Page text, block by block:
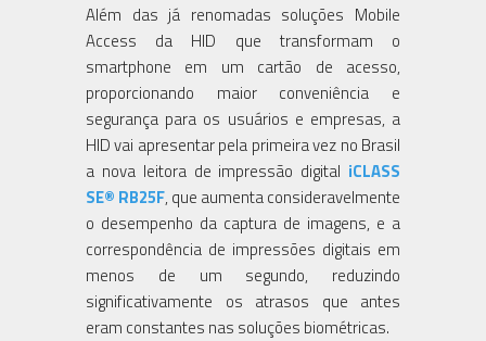
Além das já renomadas soluções Mobile
Access da HID que transformam o
smartphone em um cartão de acesso,
proporcionando maior conveniência e
segurança para os usuários e empresas, a
HID vai apresentar pela primeira vez no Brasil
a nova leitora de impressão digital iCLASS
SE® RB25F, que aumenta consideravelmente
o desempenho da captura de imagens, e a
correspondência de impressões digitais em
menos de um segundo, reduzindo
significativamente os atrasos que antes
eram constantes nas soluções biométricas.